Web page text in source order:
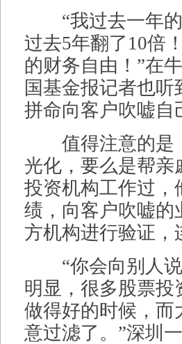
“我过去一年的
过去5年翻了10倍
的财务自由！”在
国基金报记者也
拼命向客户吹嘘自
值得注意的是
光化，要么是帮
投资机构工作过，
绩，向客户吹嘘的
方机构进行验证，
“你会向别人说
明显，很多股票
做得好的时候，而
意过滤了。”深圳